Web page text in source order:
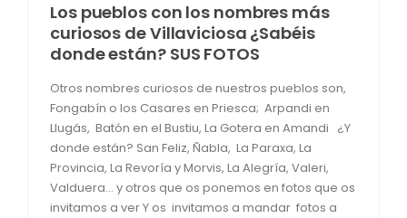
Los pueblos con los nombres más
curiosos de Villaviciosa ¿Sabéis
donde están? SUS FOTOS
Otros nombres curiosos de nuestros pueblos son,
Fongabín o los Casares en Priesca; Arpandi en
Llugás, Batón en el Bustiu, La Gotera en Amandi ¿Y
donde están? San Feliz, Ñabla, La Paraxa, La
Provincia, La Revoría y Morvis, La Alegría, Valeri,
Valduera… y otros que os ponemos en fotos que os
invitamos a ver Y os invitamos a mandar fotos a